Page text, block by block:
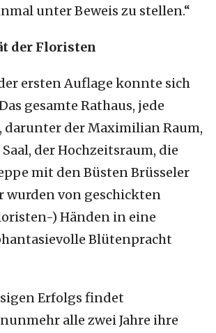
unter Beweis zu stellen.“
der Floristen
ersten Auflage konnte sich
gesamte Rathaus, jede
darunter der Maximilian Raum,
der Hochzeitsraum, die
mit den Büsten Brüsseler
wurden von geschickten
) Händen in eine
Blütenpracht
Erfolgs findet
alle zwei Jahre ihre